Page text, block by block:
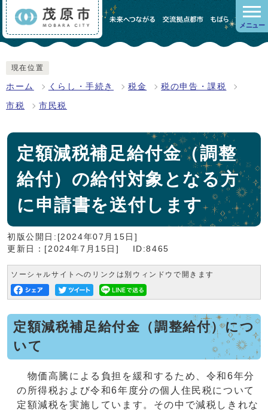
メニュー
現在位置
ホーム くらし・手続き 税金 税の申告・課税
市税 市民税
定額減税補足給付金（調整
給付）の給付対象となる方
に申請書を送付します
初版公開日:[2024年07月15日]
更新日：[2024年7月15日]
ID:8465
ソーシャルサイトへのリンクは別ウィンドウで開きます
定額減税補足給付金（調整給付）につ
いて
物価高騰による負担を緩和するため、令和6年分
の所得税および令和6年度分の個人住民税について
定額減税を実施しています。その中で減税しきれな